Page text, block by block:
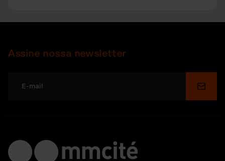
Assine nossa newsletter
Enviar